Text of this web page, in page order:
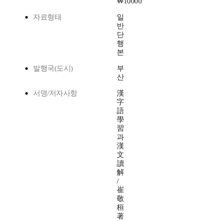
자료형태
일
반
단
행
본
발행국(도시)
부
산
서명/저자사항
漢
字
語
學
習
과
漢
文
讀
解
/
崔
敬
桓
著